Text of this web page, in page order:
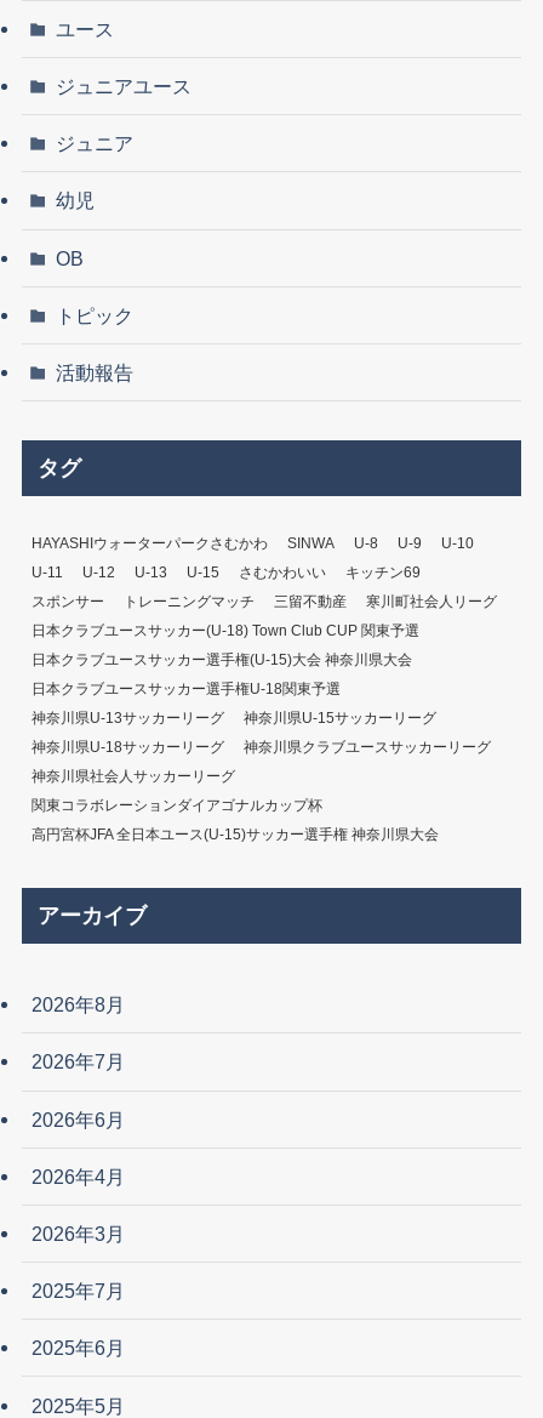
ユース
ジュニアユース
ジュニア
幼児
OB
トピック
活動報告
タグ
HAYASHIウォーターパークさむかわ SINWA U-8 U-9
U-10
U-11
U-12 U-13 U-15 さむかわいい
キッチン69
スポンサー
トレーニングマッチ 三留不動産
寒川町社会人リーグ
日本クラブユースサッカー(U-18) Town Club CUP 関東予選
日本クラブユースサッカー選手権(U-15)大会 神奈川県大会
日本クラブユースサッカー選手権U-18関東予選
神奈川県U-13サッカーリーグ
神奈川県U-15サッカーリーグ
神奈川県U-18サッカーリーグ
神奈川県クラブユースサッカーリーグ
神奈川県社会人サッカーリーグ
関東コラボレーションダイアゴナルカップ杯
高円宮杯JFA 全日本ユース(U-15)サッカー選手権 神奈川県大会
アーカイブ
2026年8月
2026年7月
2026年6月
2026年4月
2026年3月
2025年7月
2025年6月
2025年5月